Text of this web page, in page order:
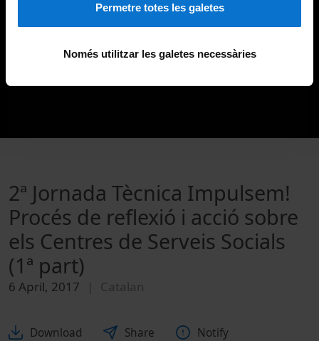
Permetre totes les galetes
Només utilitzar les galetes necessàries
2ª Jornada Tècnica Impulsem!
Procés de reflexió i acció sobre
els Centres de Serveis Socials
(1ª part)
6 April, 2017 Catalan
Download Share Notify